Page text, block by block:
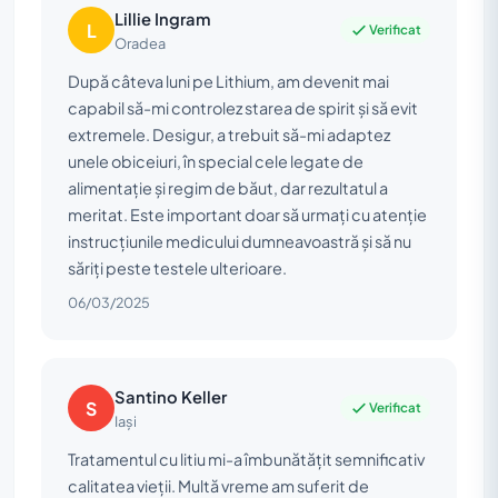
L Lillie Ingram
Oradea
Verificat
După câteva luni pe Lithium, am devenit mai
capabil să-mi controlez starea de spirit și să evit
extremele. Desigur, a trebuit să-mi adaptez
unele obiceiuri, în special cele legate de
alimentație și regim de băut, dar rezultatul a
meritat. Este important doar să urmați cu atenție
instrucțiunile medicului dumneavoastră și să nu
săriți peste testele ulterioare.
06/03/2025
S Santino Keller
Iași
Verificat
Tratamentul cu litiu mi-a îmbunătățit semnificativ
calitatea vieții. Multă vreme am suferit de